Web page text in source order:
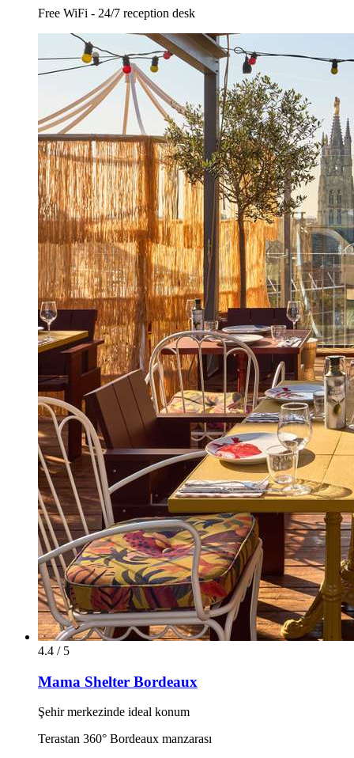
Free WiFi - 24/7 reception desk
4.4 / 5
Mama Shelter Bordeaux
Şehir merkezinde ideal konum
Terastan 360° Bordeaux manzarası